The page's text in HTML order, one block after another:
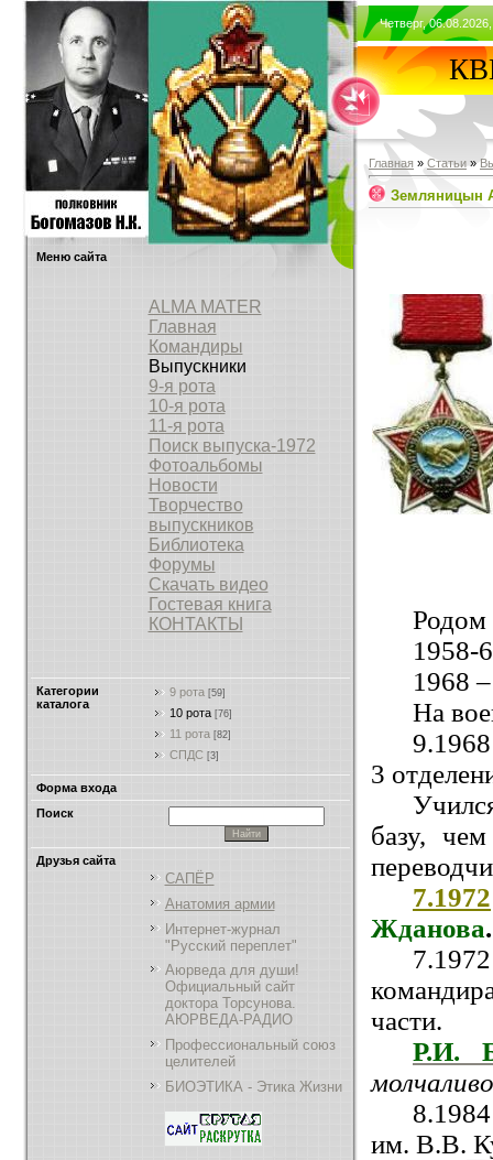
Меню сайта
ALMA MATER
Главная
Командиры
Выпускники
9-я рота
10-я рота
11-я рота
Поиск выпуска-1972
Фотоальбомы
Новости
Творчество
выпускников
Библиотека
Форумы
Скачать видео
Гостевая книга
КОНТАКТЫ
Категории
каталога
9 рота [59]
10 рота [76]
11 рота [82]
СПДС [3]
Форма входа
Поиск
Друзья сайта
САПЁР
Анатомия армии
Интернет-журнал
"Русский переплет"
Аюрведа для души!
Официальный сайт
доктора Торсунова.
АЮРВЕДА-РАДИО
Профессиональный союз
целителей
БИОЭТИКА - Этика Жизни
Четверг,
Главная » Статьи »
Земляницын
Родом
1958-
1968
На
3
базу,
7.1972
Жданова.
части.
Р.И.
им. В.В.